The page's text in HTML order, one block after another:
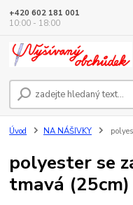
+420 602 181 001
10:00 - 18:00
Úvod NA NÁŠIVKY
polyester se
tmavá (25cm)